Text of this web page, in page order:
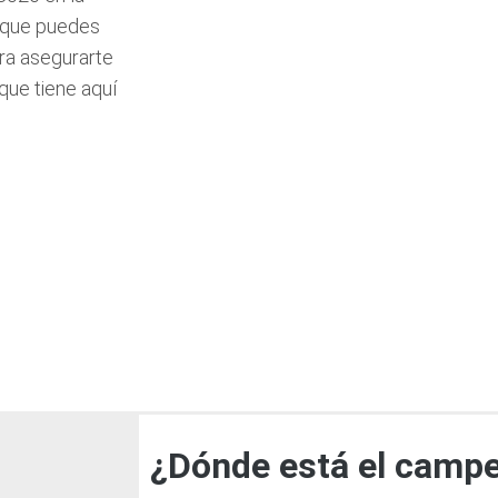
puedes
asegurarte
tiene aquí
¿Dónde está el